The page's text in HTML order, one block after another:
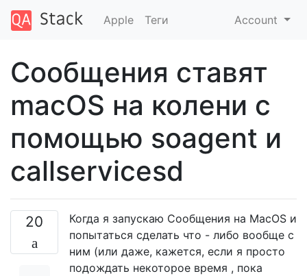
Apple Теги Account
Сообщения ставят
macOS на колени с
помощью soagent и
callservicesd
20
Когда я запускаю Сообщения на MacOS и
попытаться сделать что - либо вообще с
ним (или даже, кажется, если я просто
подождать некоторое время , пока